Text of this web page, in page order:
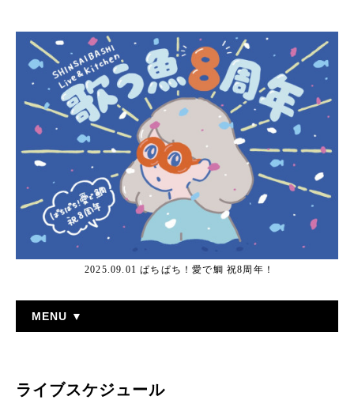
2025.09.01 ぱちぱち！愛で鯛 祝8周年！
MENU ▼
ライブスケジュール